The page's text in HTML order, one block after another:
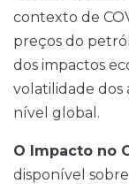
contexto de
preços do
dos impactos
volatilidade dos
nível global.
O Impacto no
disponível